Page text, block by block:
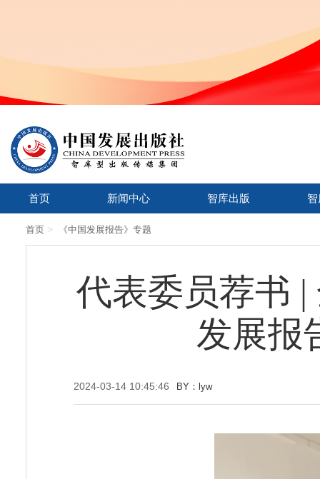
首页 新闻中心 智库出版
首页 > 《中国发展报告》专题
代表委员荐书
发展报
2024-03-14 10:45:46 BY：lyw